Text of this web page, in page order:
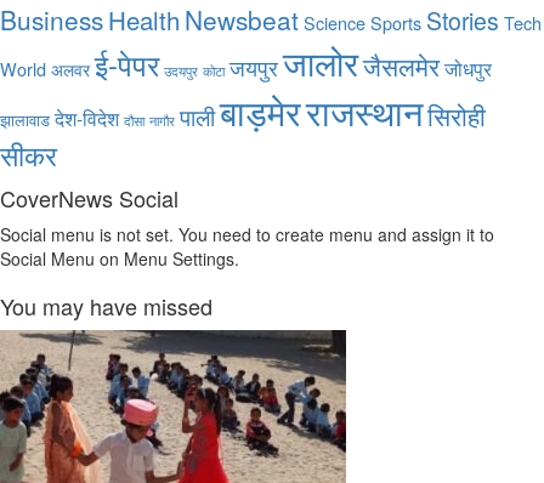
BusinessHealth NewsbeatScienceSports Stories Tech
Worldअलवरई-पेपर उदयपुर कोटा जयपुरजालोरजैसलमेरजोधपुर
झालावाड देश-विदेश दौसा नागौर पालीबाड़मेरराजस्थानसिरोही
सीकर
CoverNews Social
Social menu is not set. You need to create menu and assign it to
Social Menu on Menu Settings.
You may have missed